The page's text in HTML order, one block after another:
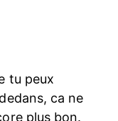
tu peux
ca ne
plus bon.